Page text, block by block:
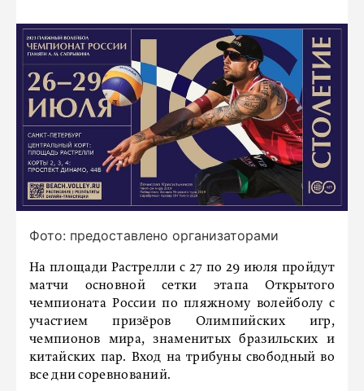
Фото: предоставлено организаторами
На площади Растрелли с 27 по 29 июля пройдут
матчи основной сетки этапа Открытого
чемпионата России по пляжному волейболу с
участием призёров Олимпийских игр,
чемпионов мира, знаменитых бразильских и
китайских пар. Вход на трибуны свободный во
все дни соревнований.